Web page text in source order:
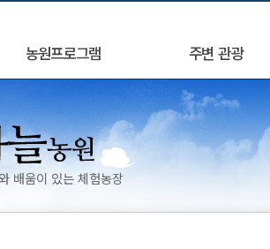
농원프로그램 주변 관광
배움이 있는 체험농장